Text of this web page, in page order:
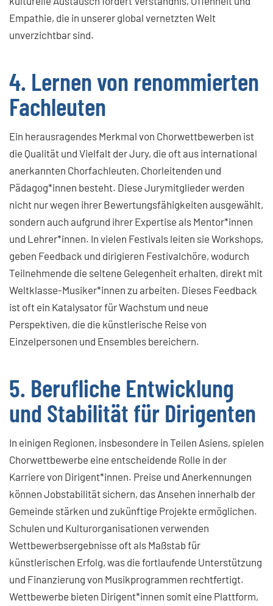
Empathie, die in unserer global vernetzten Welt
unverzichtbar sind.
4. Lernen von renommierten
Fachleuten
Ein herausragendes Merkmal von Chorwettbewerben ist
die Qualität und Vielfalt der Jury, die oft aus international
anerkannten Chorfachleuten, Chorleitenden und
Pädagog*innen besteht. Diese Jurymitglieder werden
nicht nur wegen ihrer Bewertungsfähigkeiten ausgewählt,
sondern auch aufgrund ihrer Expertise als Mentor*innen
und Lehrer*innen. In vielen Festivals leiten sie Workshops,
geben Feedback und dirigieren Festivalchöre, wodurch
Teilnehmende die seltene Gelegenheit erhalten, direkt mit
Weltklasse-Musiker*innen zu arbeiten. Dieses Feedback
ist oft ein Katalysator für Wachstum und neue
Perspektiven, die die künstlerische Reise von
Einzelpersonen und Ensembles bereichern.
5. Berufliche Entwicklung
und Stabilität für Dirigenten
In einigen Regionen, insbesondere in Teilen Asiens, spielen
Chorwettbewerbe eine entscheidende Rolle in der
Karriere von Dirigent*innen. Preise und Anerkennungen
können Jobstabilität sichern, das Ansehen innerhalb der
Gemeinde stärken und zukünftige Projekte ermöglichen.
Schulen und Kulturorganisationen verwenden
Wettbewerbsergebnisse oft als Maßstab für
künstlerischen Erfolg, was die fortlaufende Unterstützung
und Finanzierung von Musikprogrammen rechtfertigt.
Wettbewerbe bieten Dirigent*innen somit eine Plattform,